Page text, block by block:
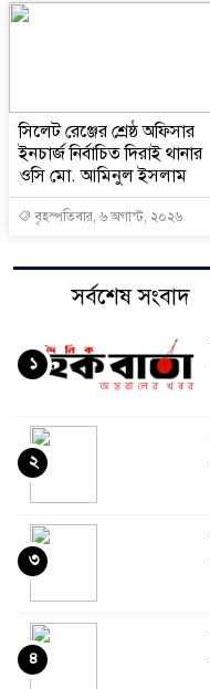
‎সিলেট রেঞ্জের শ্রেষ্ঠ অফিসার
ইনচার্জ নির্বাচিত দিরাই থানার
ওসি মো. আমিনুল ইসলাম
বৃহস্পতিবার, ৬ অগাস্ট, ২০২৬
সর্বশেষ সংবাদ
১
২
৩
৪